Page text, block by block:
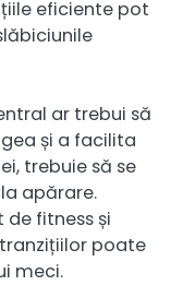
eficiente pot
ar trebui să
și a facilita
trebuie să se
apărare.
fitness și
poate
meci.